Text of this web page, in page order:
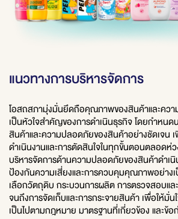
แนวทางการบริหารจัดการ
โอสถสภามุ่งมั่นยึดถือคุณภาพของสินค้าและคว
เป็นหัวใจสำคัญของการดำเนินธุรกิจ โดยกำหน
สินค้าและความปลอดภัยของสินค้าอย่างชัดเจน เ
ดำเนินงานและการตัดสินใจในทุกขั้นตอนตลอดห่
บริหารจัดการด้านความปลอดภัยของสินค้าดำเ
ป้องกันความเสี่ยงและการควบคุมคุณภาพอย่าง
เลือกวัตถุดิบ กระบวนการผลิต การตรวจสอบแ
จนถึงการจัดเก็บและการกระจายสินค้า เพื่อให้มั่น
เป็นไปตามกฎหมาย มาตรฐานที่เกี่ยวข้อง และข้